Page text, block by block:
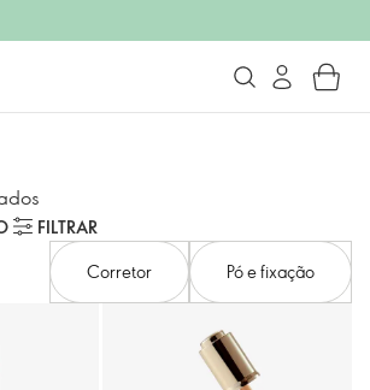
FILTRAR
Corretor
Pó e fixação​